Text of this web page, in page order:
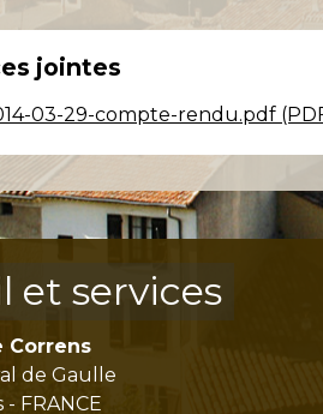
jointes
03-29-compte-rendu.pdf
et services
Correns
de Gaulle
FRANCE